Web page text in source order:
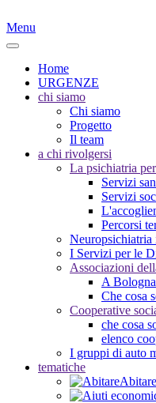
Menu
Home
URGENZE
chi siamo
Chi siamo
Progetto
Il team
a chi rivolgersi
La psichiatria
Servizi
Servizi
Percorsi
Neuropsichiatria
I Servizi per le
Associazioni
A Bologna
Che cosa
Cooperative
che cosa
elenco
I gruppi di auto
tematiche
Abitare